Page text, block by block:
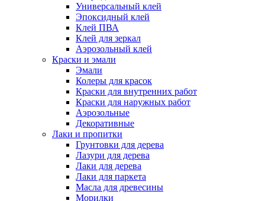
Универсальный клей
Эпоксидный клей
Клей ПВА
Клей для зеркал
Аэрозольный клей
Краски и эмали
Эмали
Колеры для красок
Краски для внутренних работ
Краски для наружных работ
Аэрозольные
Декоративные
Лаки и пропитки
Грунтовки для дерева
Лазури для дерева
Лаки для дерева
Лаки для паркета
Масла для древесины
Морилки